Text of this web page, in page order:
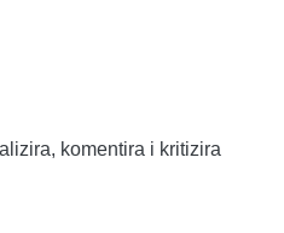
komentira i kritizira